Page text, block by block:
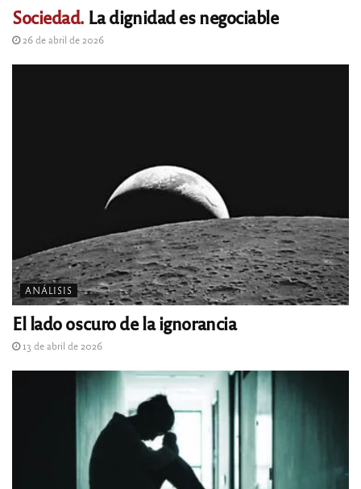
Sociedad. La dignidad es negociable
26 de abril de 2026
ANÁLISIS
El lado oscuro de la ignorancia
13 de abril de 2026